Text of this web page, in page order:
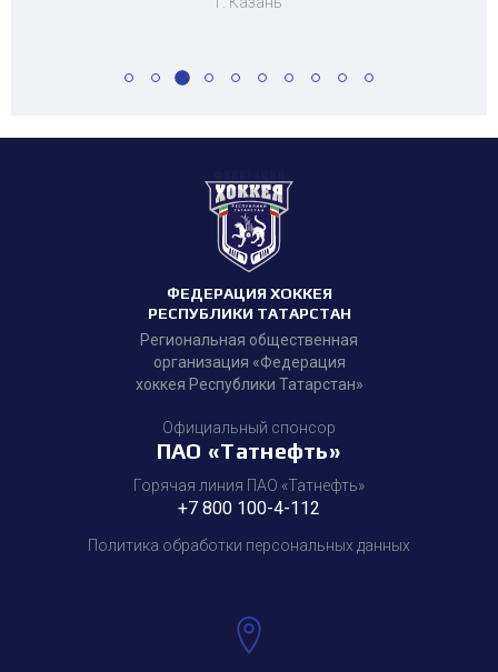
ФЕДЕРАЦИЯ ХОККЕЯ
РЕСПУБЛИКИ ТАТАРСТАН
Региональная общественная
организация «Федерация
хоккея Республики Татарстан»
Официальный спонсор
ПАО «Татнефть»
Горячая линия ПАО «Татнефть»
+7 800 100-4-112
Политика обработки персональных данных